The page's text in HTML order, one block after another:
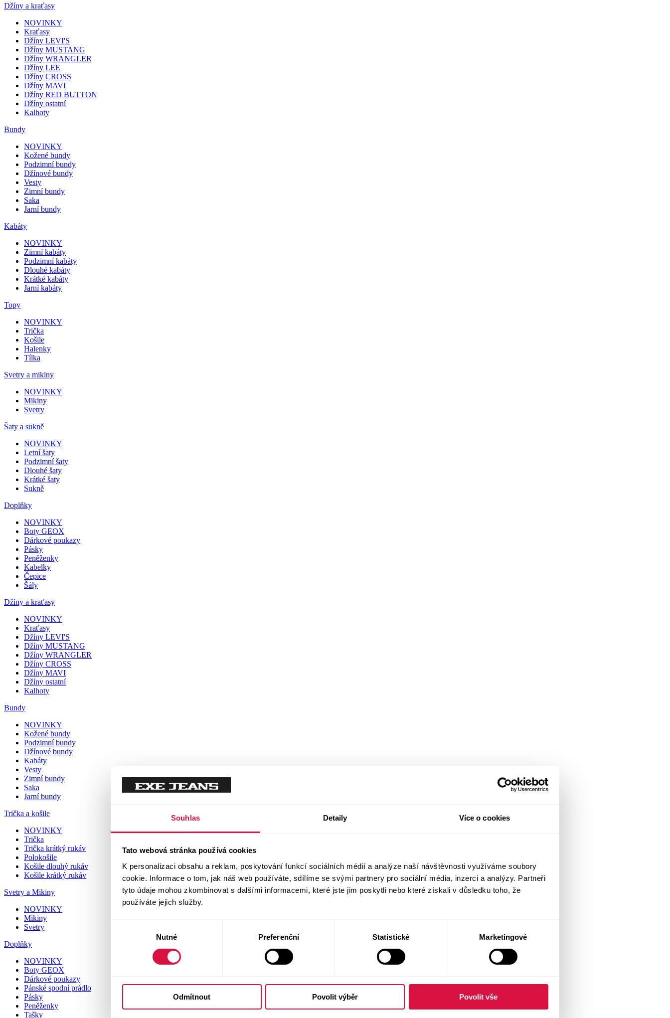
Souhlas Detaily Více o cookies
Tato webová stránka používá cookies
K personalizaci obsahu a reklam, poskytování funkcí sociálních médií a analýze naší návštěvnosti využíváme soubory
cookie. Informace o tom, jak náš web používáte, sdílíme se svými partnery pro sociální média, inzerci a analýzy. Partneři
tyto údaje mohou zkombinovat s dalšími informacemi, které jste jim poskytli nebo které získali v důsledku toho, že
používáte jejich služby.
Nutné Preferenční Statistické Marketingové
Odmítnout Povolit výběr Povolit vše
Džíny a kraťasy
NOVINKY
Kraťasy
Džíny LEVI'S
Džíny MUSTANG
Džíny WRANGLER
Džíny LEE
Džíny CROSS
Džíny MAVI
Džíny RED BUTTON
Džíny ostatní
Kalhoty
Bundy
NOVINKY
Kožené bundy
Podzimní bundy
Džínové bundy
Vesty
Zimní bundy
Saka
Jarní bundy
Kabáty
NOVINKY
Zimní kabáty
Podzimní kabáty
Dlouhé kabáty
Krátké kabáty
Jarní kabáty
Topy
NOVINKY
Trička
Košile
Halenky
Tílka
Svetry a mikiny
NOVINKY
Mikiny
Svetry
Šaty a sukně
NOVINKY
Letní šaty
Podzimní šaty
Dlouhé šaty
Krátké šaty
Sukně
Doplňky
NOVINKY
Boty GEOX
Dárkové poukazy
Pásky
Peněženky
Kabelky
Čepice
Šály
Džíny a kraťasy
NOVINKY
Kraťasy
Džíny LEVI'S
Džíny MUSTANG
Džíny WRANGLER
Džíny CROSS
Džíny MAVI
Džíny ostatní
Kalhoty
Bundy
NOVINKY
Kožené bundy
Podzimní bundy
Džínové bundy
Kabáty
Vesty
Zimní bundy
Saka
Jarní bundy
Trička a košile
NOVINKY
Trička
Trička krátký rukáv
Polokošile
Košile dlouhý rukáv
Košile krátký rukáv
Svetry a Mikiny
NOVINKY
Mikiny
Svetry
Doplňky
NOVINKY
Boty GEOX
Dárkové poukazy
Pánské spodní prádlo
Pásky
Peněženky
Tašky